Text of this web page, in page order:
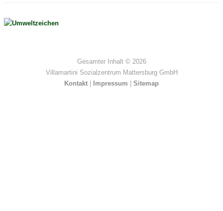
Gesamter Inhalt © 2026
Villamartini Sozialzentrum Mattersburg GmbH
Kontakt | Impressum | Sitemap